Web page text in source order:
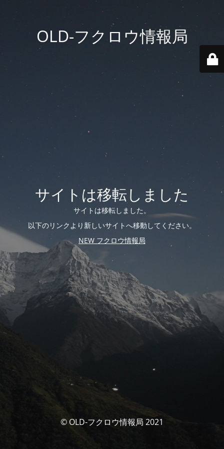
OLD-フクロウ情報局
サイトは移転しました
サイトは移転しました。
以下のリンクより新しいサイトへ移動してください。
NEW フクロウ情報局
© OLD-フクロウ情報局 2021